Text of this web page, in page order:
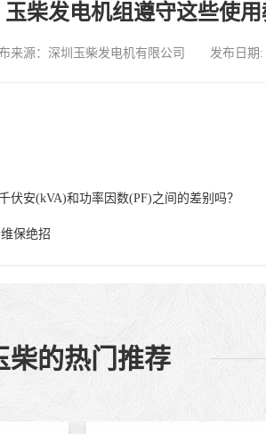
柴发电机组遵守这些使
来源：深圳玉柴发电机有限公司 发布日
伏安(kVA)和功率因数(PF)之间的差别吗？
保绝招
柴的热门推荐